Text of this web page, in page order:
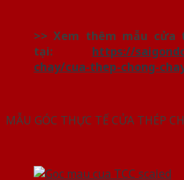
>> Xem thêm mẫu cửa
tại: https://
chay/cua-thep-chong-
MẪU GÓC THỰC TẾ CỬA THÉP